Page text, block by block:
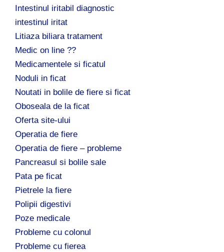
Intestinul iritabil diagnostic
intestinul iritat
Litiaza biliara tratament
Medic on line ??
Medicamentele si ficatul
Noduli in ficat
Noutati in bolile de fiere si ficat
Oboseala de la ficat
Oferta site-ului
Operatia de fiere
Operatia de fiere – probleme
Pancreasul si bolile sale
Pata pe ficat
Pietrele la fiere
Polipii digestivi
Poze medicale
Probleme cu colonul
Probleme cu fierea